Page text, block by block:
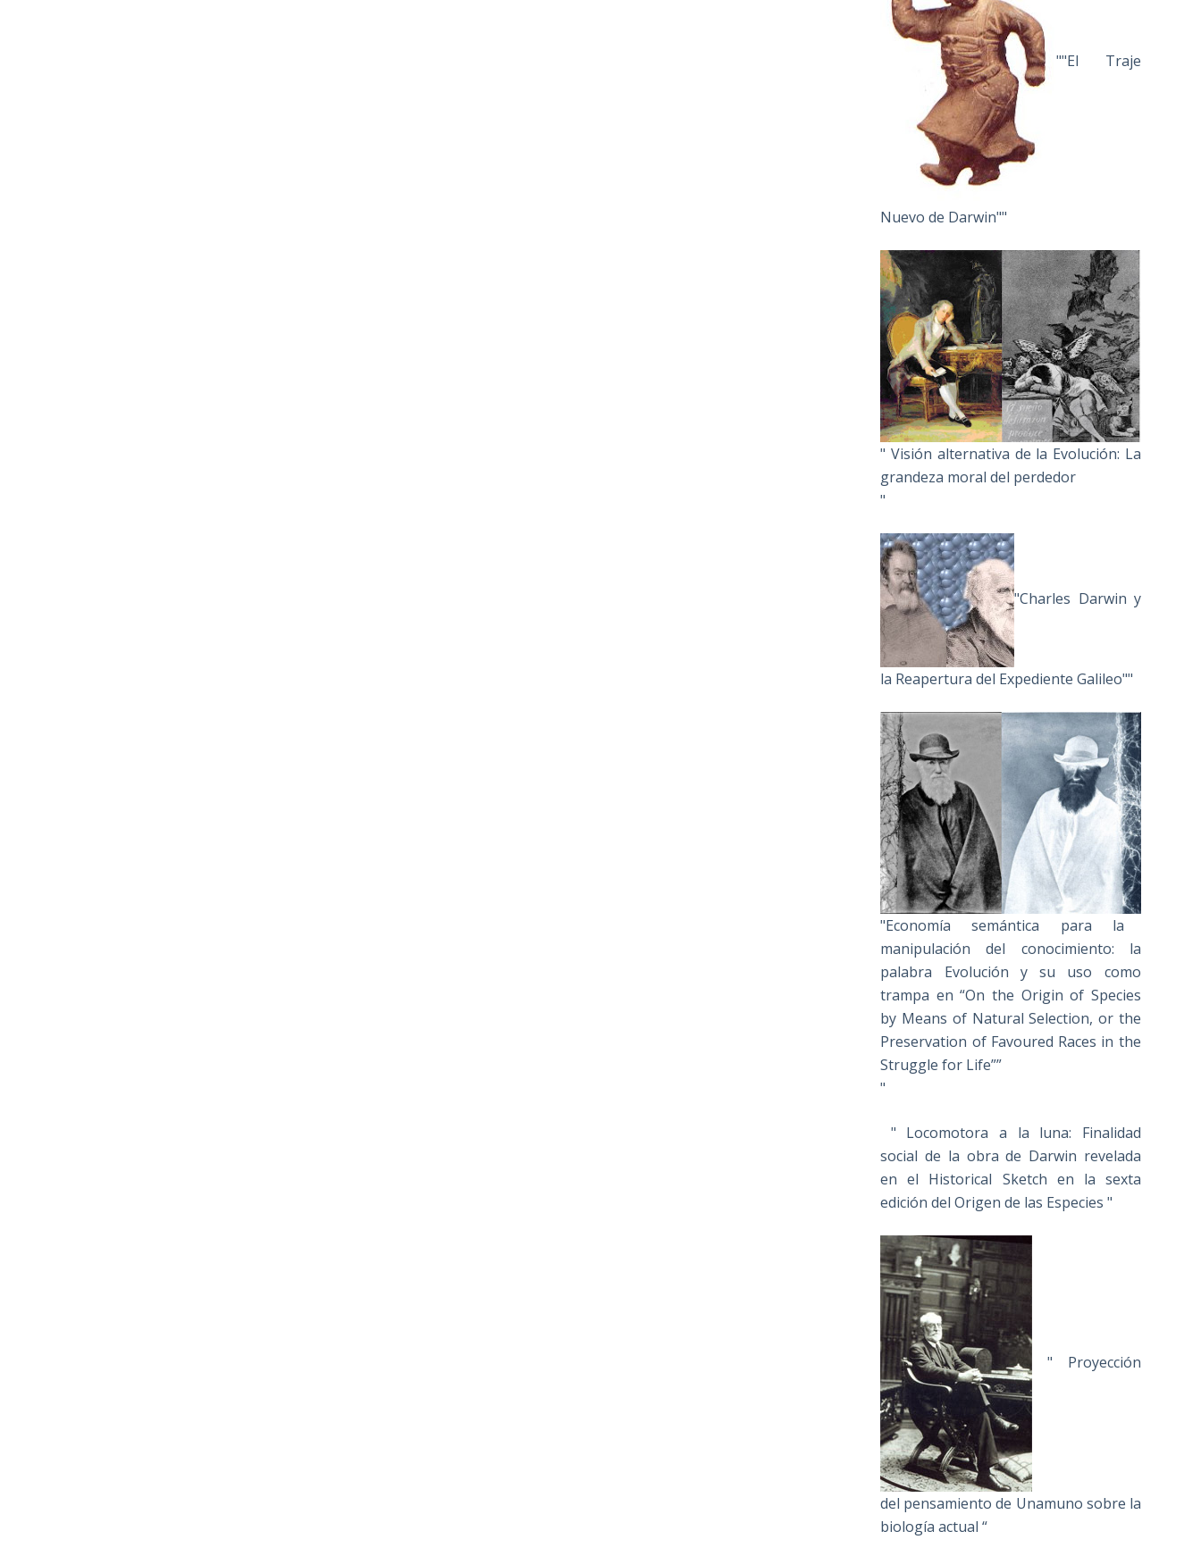
""El Traje
Nuevo de Darwin""
" Visión alternativa de la Evolución: La
grandeza moral del perdedor
"
"Charles Darwin y
la Reapertura del Expediente Galileo""
"Economía semántica para la
manipulación del conocimiento: la
palabra Evolución y su uso como
trampa en “On the Origin of Species
by Means of Natural Selection, or the
Preservation of Favoured Races in the
Struggle for Life””
"
" Locomotora a la luna: Finalidad
social de la obra de Darwin revelada
en el Historical Sketch en la sexta
edición del Origen de las Especies "
" Proyección
del pensamiento de Unamuno sobre la
biología actual “